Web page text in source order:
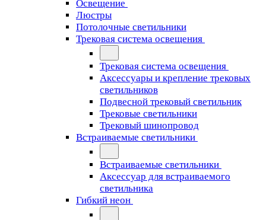
Освещение
Люстры
Потолочные светильники
Трековая система освещения
Трековая система освещения
Аксессуары и крепление трековых
светильников
Подвесной трековый светильник
Трековые светильники
Трековый шинопровод
Встраиваемые светильники
Встраиваемые светильники
Аксессуар для встраиваемого
светильника
Гибкий неон